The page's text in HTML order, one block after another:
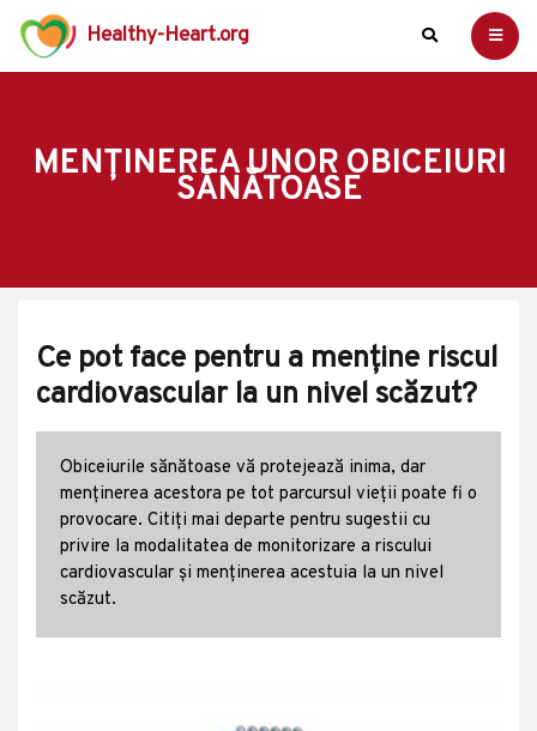
Healthy-Heart.org
MENȚINEREA UNOR OBICEIURI
SĂNĂTOASE
Ce pot face pentru a menține riscul
cardiovascular la un nivel scăzut?
Obiceiurile sănătoase vă protejează inima, dar
menținerea acestora pe tot parcursul vieții poate fi o
provocare. Citiți mai departe pentru sugestii cu
privire la modalitatea de monitorizare a riscului
cardiovascular și menținerea acestuia la un nivel
scăzut.